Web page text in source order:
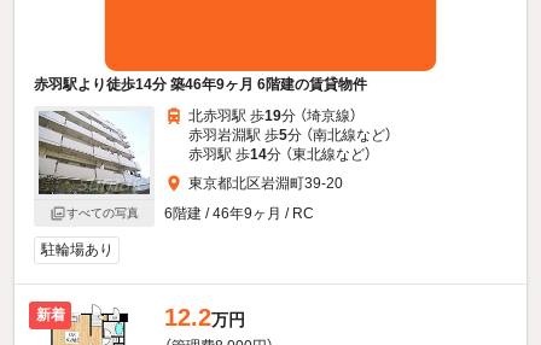
赤羽駅より徒歩14分 築46年9ヶ月 6階建の賃貸物件
すべての写真
北赤羽駅 歩19分 （埼京線）
赤羽岩淵駅 歩5分 （南北線など）
赤羽駅 歩14分 （東北線など）
東京都北区岩淵町39-20
6階建 / 46年9ヶ月 / RC
駐輪場あり
新着 12.2万円